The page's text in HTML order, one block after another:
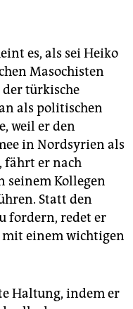
es, als sei Heiko
Masochisten
türkische
als politischen
weil er den
in Nordsyrien als
er nach
seinem Kollegen
Statt den
fordern, redet er
einem wichtigen
Haltung, indem er